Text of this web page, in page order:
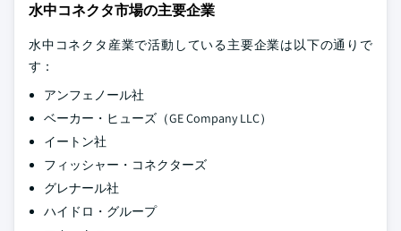
水中コネクタ市場の主要企業
水中コネクタ産業で活動している主要企業は以下の通りで
す：
アンフェノール社
ベーカー・ヒューズ（GE Company LLC）
イートン社
フィッシャー・コネクターズ
グレナール社
ハイドロ・グループ